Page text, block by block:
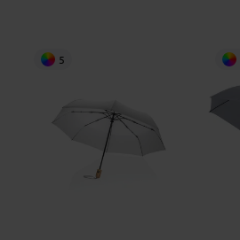
5